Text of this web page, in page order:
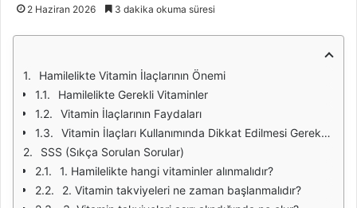
2 Haziran 2026 3 dakika okuma süresi
Hamilelikte Vitamin İlaçlarının Önemi
Hamilelikte Gerekli Vitaminler
Vitamin İlaçlarının Faydaları
Vitamin İlaçları Kullanımında Dikkat Edilmesi Gerekenler
SSS (Sıkça Sorulan Sorular)
1. Hamilelikte hangi vitaminler alınmalıdır?
2. Vitamin takviyeleri ne zaman başlanmalıdır?